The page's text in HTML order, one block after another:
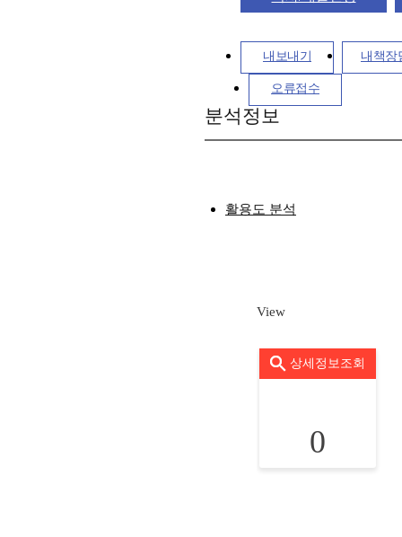
내보내기 내책장
오류접수
분석정보
활용도 분석
View
상세정보조회
0